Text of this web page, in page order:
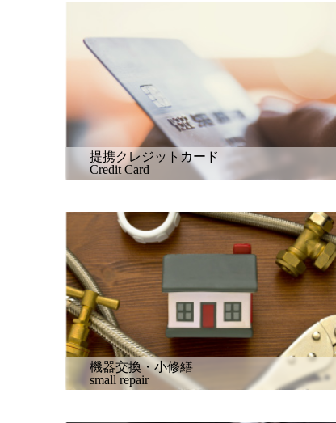
提携クレジットカード
Credit Card
機器交換・小修繕
small repair